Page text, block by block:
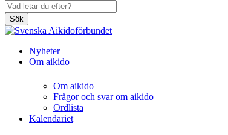
Sök
Nyheter
Om aikido
Om aikido
Frågor och svar om aikido
Ordlista
Kalendariet